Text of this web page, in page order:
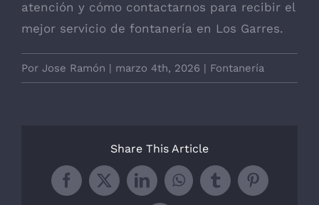
atención y cómo contactarnos para recibir el
mejor servicio de fontanería en Los Garres.
Por Jose Ramón | marzo 4th, 2026 | Fontanería
Share This Article
Facebook
X LinkedInWhatsApp
TumblrPinterest